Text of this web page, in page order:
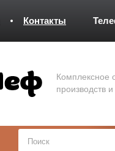
Контакты
Комплексное
производств